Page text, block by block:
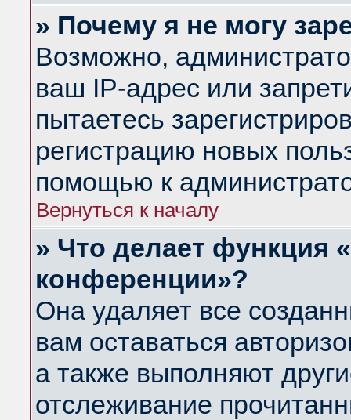
» Почему я не могу
Возможно,
ваш IP-адрес или
пытаетесь
регистрацию новых
помощью к
Вернуться к началу
» Что делает функция
конференции»?
Она удаляет все
вам оставаться
а также выполняют
отслеживание